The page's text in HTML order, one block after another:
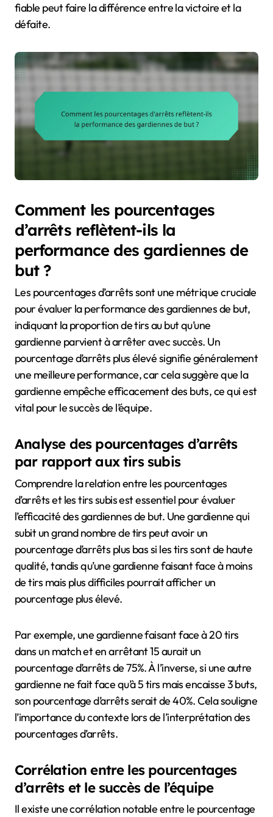
fiable peut faire la différence entre la victoire et la
défaite.
Comment les pourcentages
d’arrêts reflètent-ils la
performance des gardiennes de
but ?
Les pourcentages d’arrêts sont une métrique cruciale
pour évaluer la performance des gardiennes de but,
indiquant la proportion de tirs au but qu’une
gardienne parvient à arrêter avec succès. Un
pourcentage d’arrêts plus élevé signifie généralement
une meilleure performance, car cela suggère que la
gardienne empêche efficacement des buts, ce qui est
vital pour le succès de l’équipe.
Analyse des pourcentages d’arrêts
par rapport aux tirs subis
Comprendre la relation entre les pourcentages
d’arrêts et les tirs subis est essentiel pour évaluer
l’efficacité des gardiennes de but. Une gardienne qui
subit un grand nombre de tirs peut avoir un
pourcentage d’arrêts plus bas si les tirs sont de haute
qualité, tandis qu’une gardienne faisant face à moins
de tirs mais plus difficiles pourrait afficher un
pourcentage plus élevé.
Par exemple, une gardienne faisant face à 20 tirs
dans un match et en arrêtant 15 aurait un
pourcentage d’arrêts de 75%. À l’inverse, si une autre
gardienne ne fait face qu’à 5 tirs mais encaisse 3 buts,
son pourcentage d’arrêts serait de 40%. Cela souligne
l’importance du contexte lors de l’interprétation des
pourcentages d’arrêts.
Corrélation entre les pourcentages
d’arrêts et le succès de l’équipe
Il existe une corrélation notable entre le pourcentage